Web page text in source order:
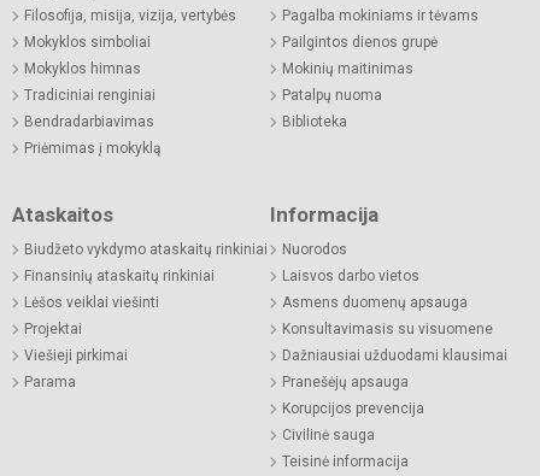
Filosofija, misija, vizija, vertybės
Mokyklos simboliai
Mokyklos himnas
Tradiciniai renginiai
Bendradarbiavimas
Priėmimas į mokyklą
Pagalba mokiniams ir tėvams
Pailgintos dienos grupė
Mokinių maitinimas
Patalpų nuoma
Biblioteka
Ataskaitos
Biudžeto vykdymo ataskaitų rinkiniai
Finansinių ataskaitų rinkiniai
Lėšos veiklai viešinti
Projektai
Viešieji pirkimai
Parama
Informacija
Nuorodos
Laisvos darbo vietos
Asmens duomenų apsauga
Konsultavimasis su visuomene
Dažniausiai užduodami klausimai
Pranešėjų apsauga
Korupcijos prevencija
Civilinė sauga
Teisinė informacija